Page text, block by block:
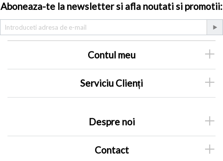
Aboneaza-te la newsletter si afla noutati si promotii:
Contul meu
Serviciu Clienți
Despre noi
Contact